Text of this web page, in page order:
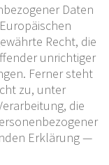
Daten
Recht, die
unrichtiger
Ferner steht
zu, unter
die
Erklärung —